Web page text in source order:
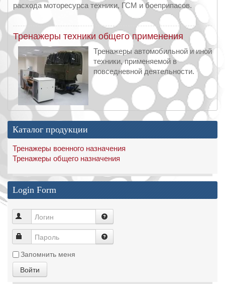
расхода моторесурса техники, ГСМ и боеприпасов.
Тренажеры техники общего применения
Тренажеры автомобильной и иной
техники, применяемой в
повседневной деятельности.
Каталог продукции
Тренажеры военного назначения
Тренажеры общего назначения
Login Form
Запомнить меня
Войти